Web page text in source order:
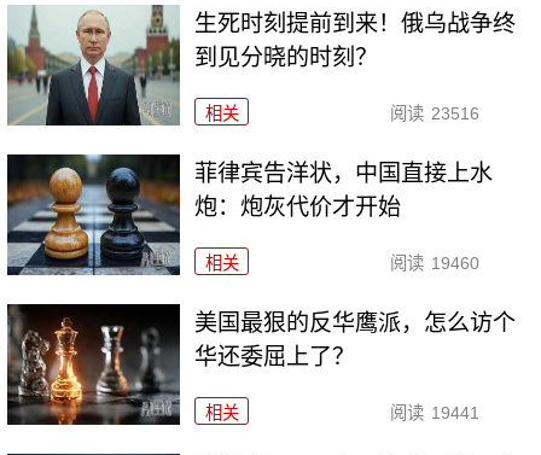
生死时刻提前到来！俄乌战争终
到见分晓的时刻？
相关 阅读 23516
菲律宾告洋状，中国直接上水
炮：炮灰代价才开始
相关 阅读 19460
美国最狠的反华鹰派，怎么访个
华还委屈上了？
相关 阅读 19441